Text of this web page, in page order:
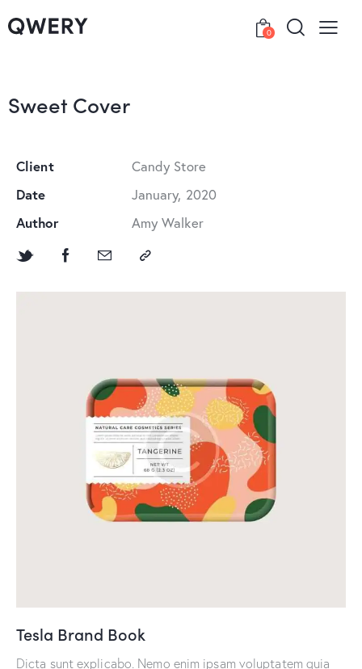
0
Sweet Cover
Client
Candy Store
Date
January, 2020
Author
Amy Walker
Tesla Brand Book
Dicta sunt explicabo. Nemo enim ipsam voluptatem quia